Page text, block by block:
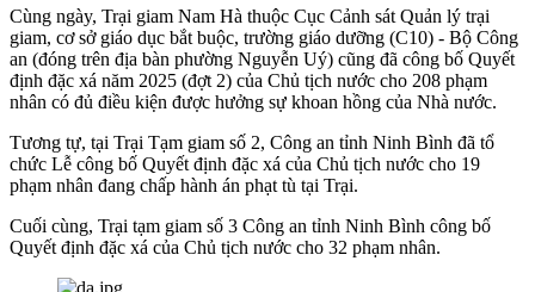
Cùng ngày, Trại giam Nam Hà thuộc Cục Cảnh sát Quản lý trại
giam, cơ sở giáo dục bắt buộc, trường giáo dưỡng (C10) - Bộ Công
an (đóng trên địa bàn phường Nguyễn Uý) cũng đã công bố Quyết
định đặc xá năm 2025 (đợt 2) của Chủ tịch nước cho 208 phạm
nhân có đủ điều kiện được hưởng sự khoan hồng của Nhà nước.
Tương tự, tại Trại Tạm giam số 2, Công an tỉnh Ninh Bình đã tổ
chức Lễ công bố Quyết định đặc xá của Chủ tịch nước cho 19
phạm nhân đang chấp hành án phạt tù tại Trại.
Cuối cùng, Trại tạm giam số 3 Công an tỉnh Ninh Bình công bố
Quyết định đặc xá của Chủ tịch nước cho 32 phạm nhân.